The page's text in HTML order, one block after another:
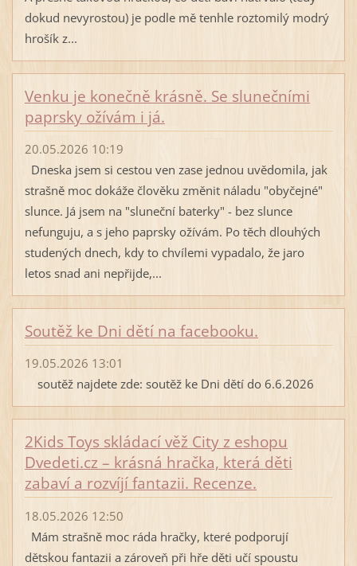
dokud nevyrostou) je podle mě tenhle roztomilý modrý
hrošík z...
Venku je konečně krásně. Se slunečními
paprsky ožívám i já.
20.05.2026 10:19
Dneska jsem si cestou ven zase jednou uvědomila, jak
strašně moc dokáže člověku změnit náladu "obyčejné"
slunce. Já jsem na "sluneční baterky" - bez slunce
nefunguju, a s jeho paprsky ožívám. Po těch dlouhých
studených dnech, kdy to chvílemi vypadalo, že jaro
letos snad ani nepřijde,...
Soutěž ke Dni dětí na facebooku.
19.05.2026 13:01
soutěž najdete zde: soutěž ke Dni dětí do 6.6.2026
2Kids Toys skládací věž City z eshopu
Dvedeti.cz – krásná hračka, která děti
zabaví a rozvíjí fantazii. Recenze.
18.05.2026 12:50
Mám strašně moc ráda hračky, které podporují
dětskou fantazii a zároveň při hře děti učí spoustu